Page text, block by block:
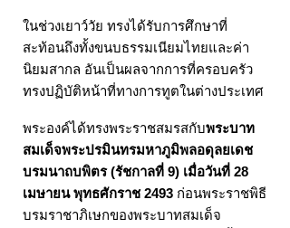
ในช่วงเยาว์วัย ทรงได้รับการศึกษาที่
สะท้อนถึงทั้งขนบธรรมเนียมไทยและค่า
นิยมสากล อันเป็นผลจากการที่ครอบครัว
ทรงปฏิบัติหน้าที่ทางการทูตในต่างประเทศ
พระองค์ได้ทรงพระราชสมรสกับพระบาท
สมเด็จพระปรมินทรมหาภูมิพลอดุลยเดช
บรมนาถบพิตร (รัชกาลที่ 9) เมื่อวันที่ 28
เมษายน พุทธศักราช 2493 ก่อนพระราชพิธี
บรมราชาภิเษกของพระบาทสมเด็จ